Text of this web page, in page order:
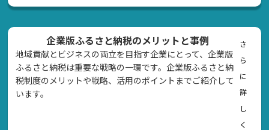
企業版ふるさと納税のメリットと事例
地域貢献とビジネスの両立を目指す企業にとって、企業版
ふるさと納税は重要な戦略の一環です。企業版ふるさと納
税制度のメリットや戦略、活用のポイントまでご紹介して
います。
さ
ら
に
詳
し
く